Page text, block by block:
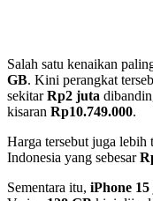
Salah satu kenaikan
GB. Kini perangkat
sekitarRp2 juta
kisaran Rp10.749.000.
Harga tersebut juga
Indonesia yang sebesar
Sementara itu, iPhone 15